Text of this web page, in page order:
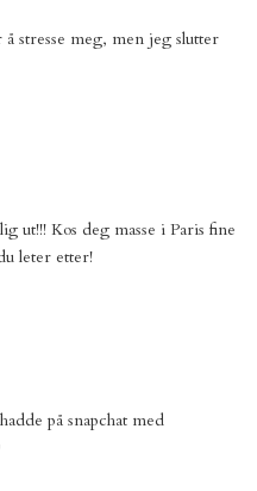
stresse meg, men jeg slutter
ut!!! Kos deg masse i Paris fine
leter etter!
på snapchat med